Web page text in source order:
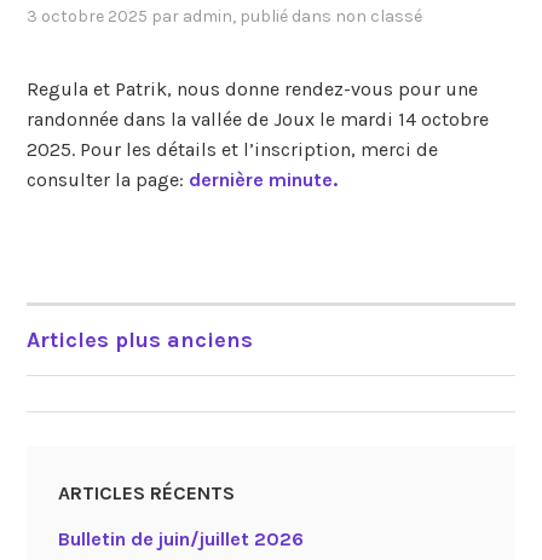
3 octobre 2025 par admin, publié dans non classé
Regula et Patrik, nous donne rendez-vous pour une
randonnée dans la vallée de Joux le mardi 14 octobre
2025. Pour les détails et l’inscription, merci de
consulter la page: dernière minute.
NAVIGATION
DES
Articles plus anciens
ARTICLES RÉCENTS
Bulletin de juin/juillet 2026